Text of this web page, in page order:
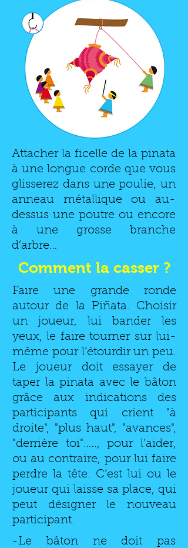
Attacher la ficelle de la pinata
à une longue corde que vous
glisserez dans une poulie, un
anneau métallique ou au-
dessus une poutre ou encore
à une grosse branche
d’arbre…
Comment la casser ?
Faire une grande ronde
autour de la Piñata. Choisir
un joueur, lui bander les
yeux, le faire tourner sur lui-
même pour l’étourdir un peu.
Le joueur doit essayer de
taper la pinata avec le bâton
grâce aux indications des
participants qui crient "à
droite", "plus haut", "avances",
"derrière toi"….., pour l’aider,
ou au contraire, pour lui faire
perdre la tête. C’est lui ou le
joueur qui laisse sa place, qui
peut désigner le nouveau
participant.
-Le bâton ne doit pas